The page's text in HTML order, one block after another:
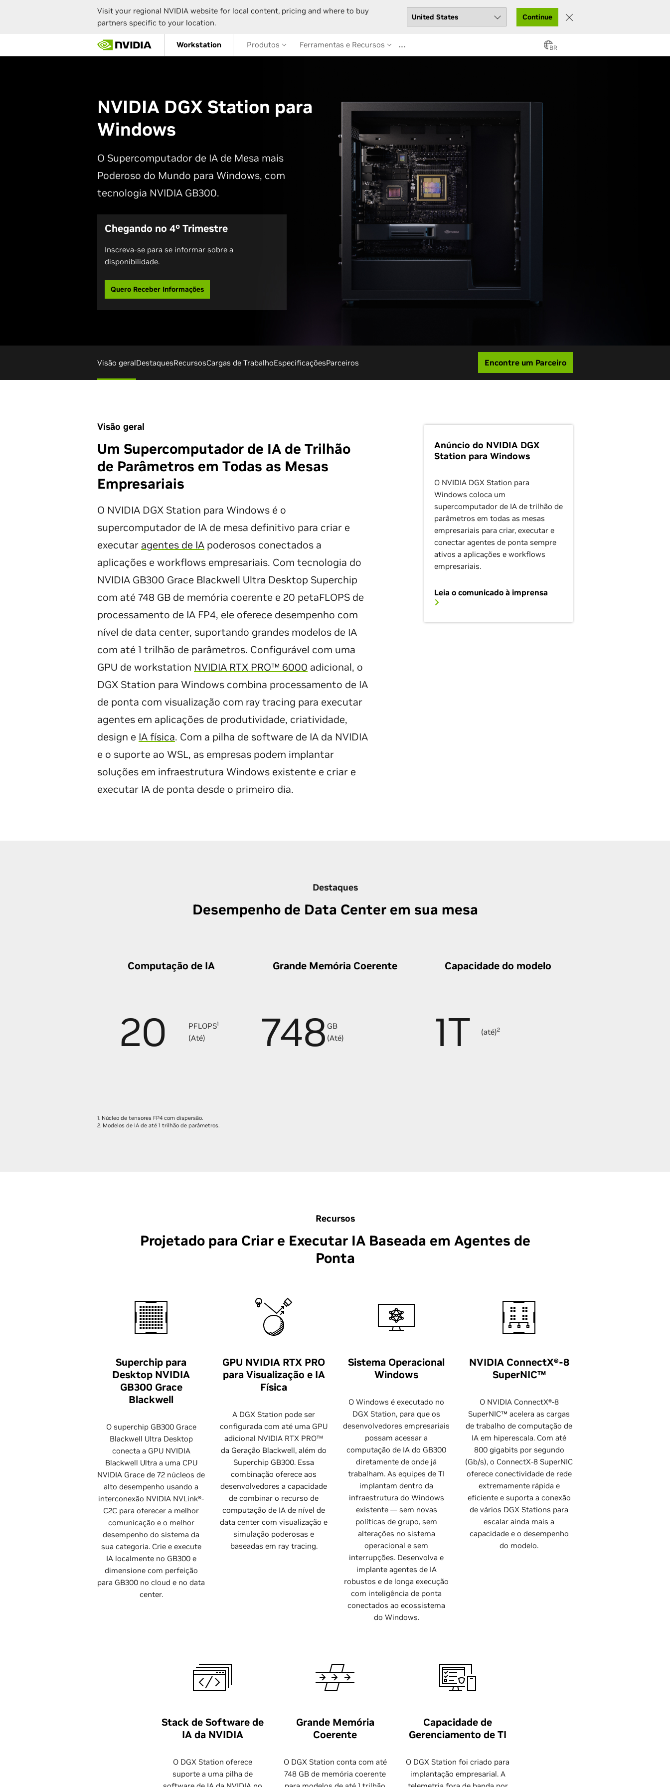
Visit your regional NVIDIA website for local content, pricing and where to buy
partners specific to your location.
Continue
main
Workstation Produtos Ferramentas e Recursos … BR
NVIDIA DGX Station para
Windows
O Supercomputador de IA de Mesa mais
Poderoso do Mundo para Windows, com
tecnologia NVIDIA GB300.
Chegando no 4º Trimestre
Inscreva-se para se informar sobre a
disponibilidade.
Quero Receber Informações
Visão geralDestaquesRecursosCargas de TrabalhoEspecificaçõesParceiros Encontre um Parceiro
Visão geral
Um Supercomputador de IA de Trilhão
de Parâmetros em Todas as Mesas
Empresariais
O NVIDIA DGX Station para Windows é o
supercomputador de IA de mesa definitivo para criar e
executaragentes de IA poderosos conectados a
aplicações e workflows empresariais. Com tecnologia do
NVIDIA GB300 Grace Blackwell Ultra Desktop Superchip
com até 748 GB de memória coerente e 20 petaFLOPS de
processamento de IA FP4, ele oferece desempenho com
nível de data center, suportando grandes modelos de IA
com até 1 trilhão de parâmetros. Configurável com uma
GPU de workstation NVIDIA RTX PRO™ 6000 adicional, o
DGX Station para Windows combina processamento de IA
de ponta com visualização com ray tracing para executar
agentes em aplicações de produtividade, criatividade,
design e IA física. Com a pilha de software de IA da NVIDIA
e o suporte ao WSL, as empresas podem implantar
soluções em infraestrutura Windows existente e criar e
executar IA de ponta desde o primeiro dia.
Anúncio do NVIDIA DGX
Station para Windows
O NVIDIA DGX Station para
Windows coloca um
supercomputador de IA de trilhão de
parâmetros em todas as mesas
empresariais para criar, executar e
conectar agentes de ponta sempre
ativos a aplicações e workflows
empresariais.
Leia o comunicado à imprensa
Destaques
Desempenho de Data Center em sua mesa
Computação de IA
20 PFLOPS1
(Até)
Grande Memória Coerente
748 GB
(Até)
Capacidade do modelo
1T (até)2
1. Núcleo de tensores FP4 com dispersão.
2. Modelos de IA de até 1 trilhão de parâmetros.
Recursos
Projetado para Criar e Executar IA Baseada em Agentes de
Ponta
Superchip para
Desktop NVIDIA
GB300 Grace
Blackwell
O superchip GB300 Grace
Blackwell Ultra Desktop
conecta a GPU NVIDIA
Blackwell Ultra a uma CPU
NVIDIA Grace de 72 núcleos de
alto desempenho usando a
interconexão NVIDIA NVLink®-
C2C para oferecer a melhor
comunicação e o melhor
desempenho do sistema da
sua categoria. Crie e execute
IA localmente no GB300 e
dimensione com perfeição
para GB300 no cloud e no data
center.
GPU NVIDIA RTX PRO
para Visualização e IA
Física
A DGX Station pode ser
configurada com até uma GPU
adicional NVIDIA RTX PRO™
da Geração Blackwell, além do
Superchip GB300. Essa
combinação oferece aos
desenvolvedores a capacidade
de combinar o recurso de
computação de IA de nível de
data center com visualização e
simulação poderosas e
baseadas em ray tracing.
Sistema Operacional
Windows
O Windows é executado no
DGX Station, para que os
desenvolvedores empresariais
possam acessar a
computação de IA do GB300
diretamente de onde já
trabalham. As equipes de TI
implantam dentro da
infraestrutura do Windows
existente — sem novas
políticas de grupo, sem
alterações no sistema
operacional e sem
interrupções. Desenvolva e
implante agentes de IA
robustos e de longa execução
com inteligência de ponta
conectados ao ecossistema
do Windows.
NVIDIA ConnectX®-8
SuperNIC™
O NVIDIA ConnectX®-8
SuperNIC™ acelera as cargas
de trabalho de computação de
IA em hiperescala. Com até
800 gigabits por segundo
(Gb/s), o ConnectX-8 SuperNIC
oferece conectividade de rede
extremamente rápida e
eficiente e suporta a conexão
de vários DGX Stations para
escalar ainda mais a
capacidade e o desempenho
do modelo.
Stack de Software de
IA da NVIDIA
O DGX Station oferece
suporte a uma pilha de
Grande Memória
Coerente
O DGX Station conta com até
748 GB de memória coerente
Capacidade de
Gerenciamento de TI
O DGX Station foi criado para
implantação empresarial. A